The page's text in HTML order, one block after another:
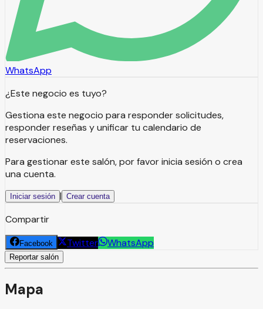
WhatsApp
¿Este negocio es tuyo?
Gestiona este negocio para responder solicitudes,
responder reseñas y unificar tu calendario de
reservaciones.
Para gestionar este salón, por favor inicia sesión o crea
una cuenta.
Iniciar sesión | Crear cuenta
Compartir
Facebook Twitter WhatsApp
Reportar salón
Mapa